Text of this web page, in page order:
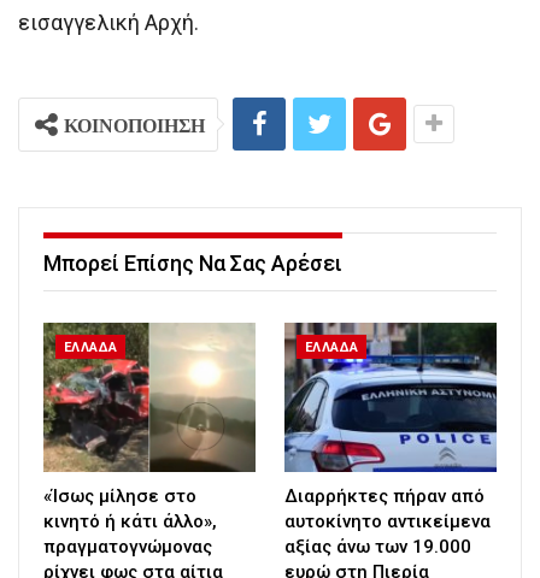
εισαγγελική Αρχή.
ΚΟΙΝΟΠΟΙΗΣΗ
Μπορεί Επίσης Να Σας Αρέσει
ΕΛΛΑΔΑ
«Ίσως μίλησε στο
κινητό ή κάτι άλλο»,
πραγματογνώμονας
ρίχνει φως στα αίτια
ΕΛΛΑΔΑ
Διαρρήκτες πήραν από
αυτοκίνητο αντικείμενα
αξίας άνω των 19.000
ευρώ στη Πιερία